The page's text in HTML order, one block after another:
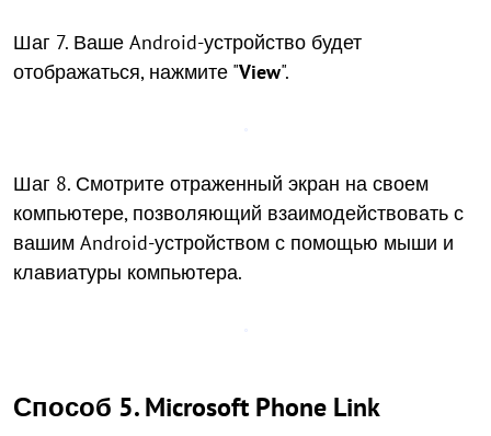
Шаг 7. Ваше Android-устройство будет
отображаться, нажмите "View".
Шаг 8. Смотрите отраженный экран на своем
компьютере, позволяющий взаимодействовать с
вашим Android-устройством с помощью мыши и
клавиатуры компьютера.
Способ 5. Microsoft Phone Link